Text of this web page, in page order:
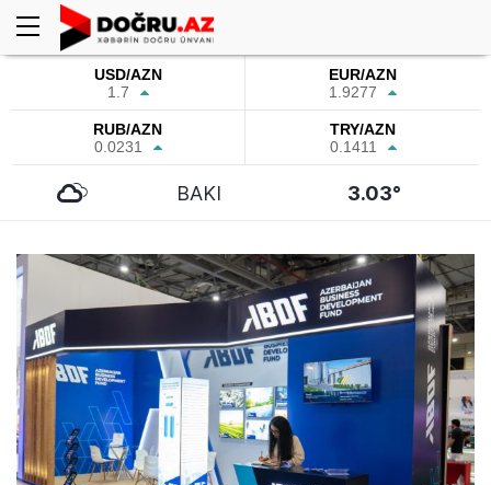
USD/AZN
1.7
EUR/AZN
1.9277
RUB/AZN
0.0231
TRY/AZN
0.1411
BAKI 3.03°